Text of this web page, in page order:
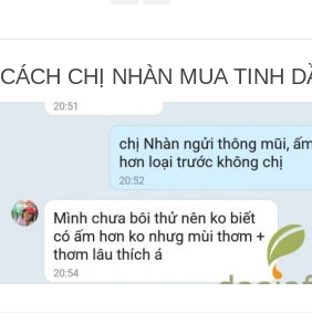
CÁCH CHỊ NHÀN MUA TINH